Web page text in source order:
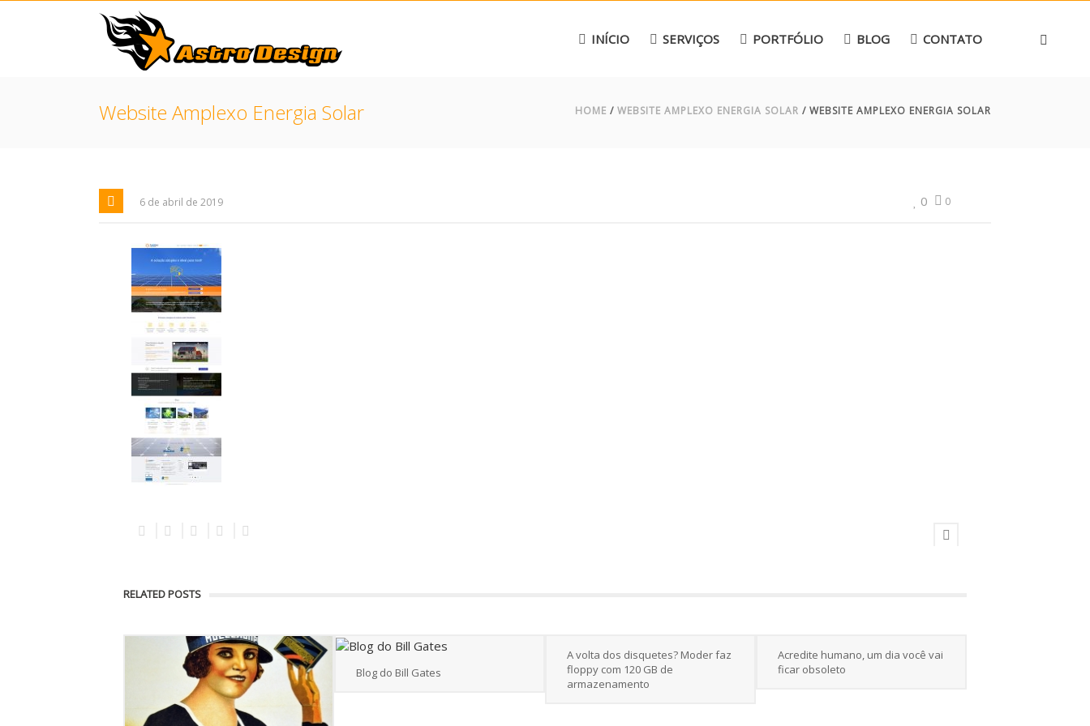
INÍCIO SERVIÇOS PORTFÓLIO BLOG CONTATO
Website Amplexo Energia Solar HOME / WEBSITE AMPLEXO ENERGIA SOLAR / WEBSITE AMPLEXO ENERGIA SOLAR
6 de abril de 2019 0
0
RELATED POSTS
Blog do Bill Gates
A volta dos disquetes? Moder faz
floppy com 120 GB de
armazenamento
Acredite humano, um dia você vai
ficar obsoleto